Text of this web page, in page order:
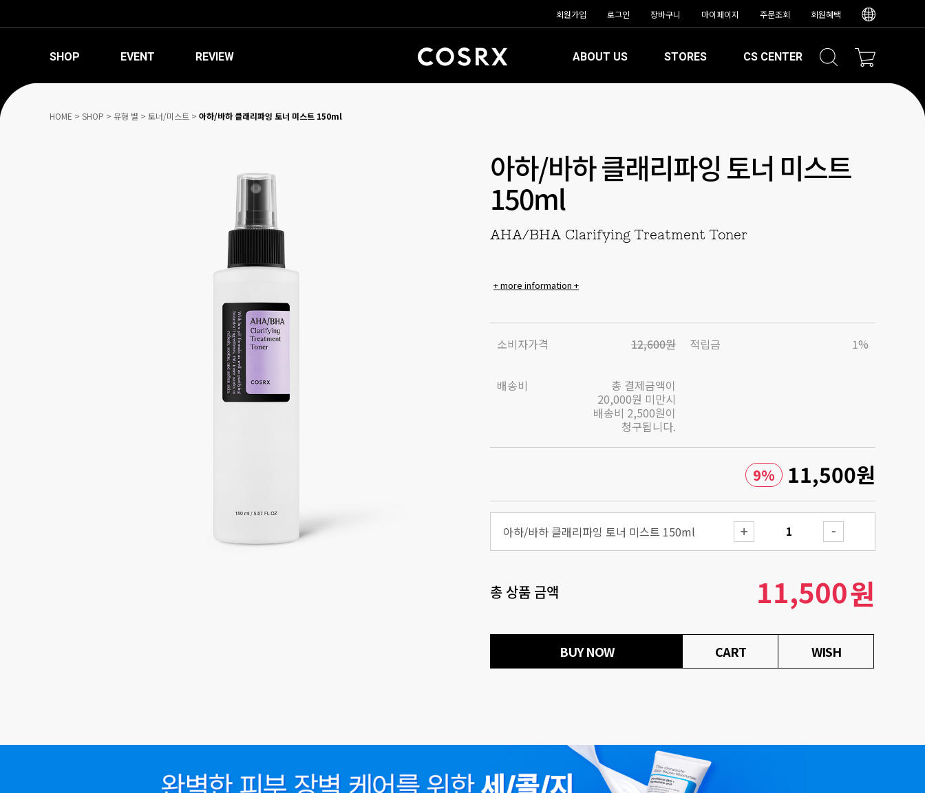
회원가입 로그인 장바구니 마이페이지 주문조회 회원혜택
SHOP EVENT REVIEW ABOUT US STORES CS CENTER
HOME > SHOP > 유형 별 > 토너/미스트 > 아하/바하 클래리파잉 토너 미스트 150ml
아하/바하 클래리파잉 토너 미스트
150ml
AHA/BHA Clarifying Treatment Toner
+ more information +
소비자가격 12,600원 적립금 1%
배송비
총 결제금액이
20,000원 미만시
배송비 2,500원이
청구됩니다.
9% 11,500원
아하/바하 클래리파잉 토너 미스트 150ml
총 상품 금액 11,500원
BUY NOW CART WISH